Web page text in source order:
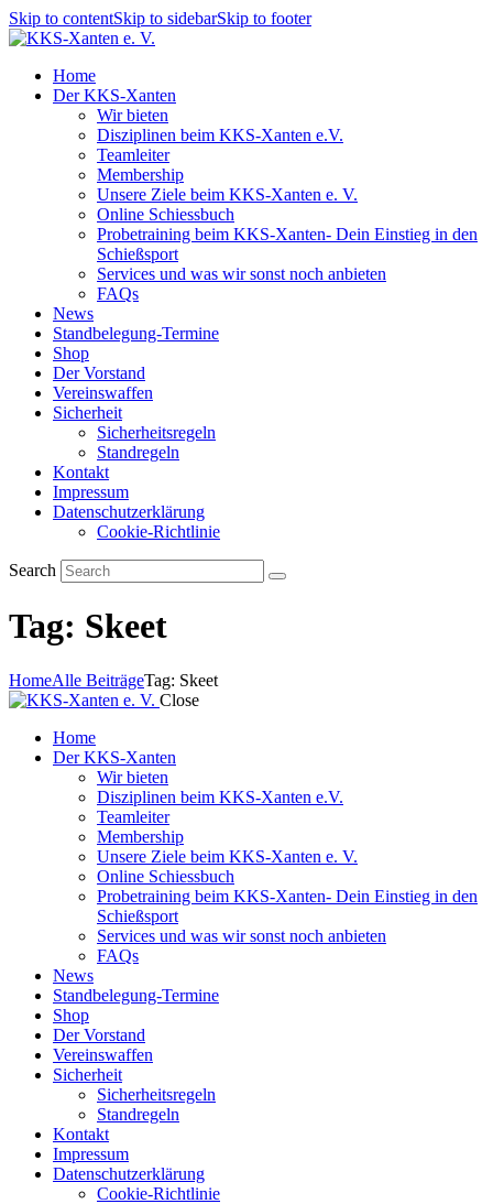
Skip to contentSkip to sidebarSkip to footer
Home
Der KKS-Xanten
Wir bieten
Disziplinen beim KKS-Xanten e.V.
Teamleiter
Membership
Unsere Ziele beim KKS-Xanten e. V.
Online Schiessbuch
Probetraining beim KKS-Xanten- Dein Einstieg in den
Schießsport
Services und was wir sonst noch anbieten
FAQs
News
Standbelegung-Termine
Shop
Der Vorstand
Vereinswaffen
Sicherheit
Sicherheitsregeln
Standregeln
Kontakt
Impressum
Datenschutzerklärung
Cookie-Richtlinie
Search
Tag: Skeet
HomeAlle BeiträgeTag: Skeet
Close
Home
Der KKS-Xanten
Wir bieten
Disziplinen beim KKS-Xanten e.V.
Teamleiter
Membership
Unsere Ziele beim KKS-Xanten e. V.
Online Schiessbuch
Probetraining beim KKS-Xanten- Dein Einstieg in den
Schießsport
Services und was wir sonst noch anbieten
FAQs
News
Standbelegung-Termine
Shop
Der Vorstand
Vereinswaffen
Sicherheit
Sicherheitsregeln
Standregeln
Kontakt
Impressum
Datenschutzerklärung
Cookie-Richtlinie